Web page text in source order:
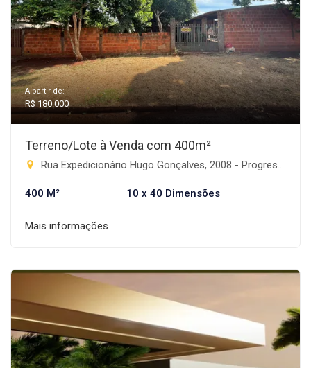
A partir de:
R$ 180.000
Terreno/Lote à Venda com 400m²
Rua Expedicionário Hugo Gonçalves, 2008 - Progresso, Rio Brilhante-MS
400 M² 10 x 40 Dimensões
Mais informações